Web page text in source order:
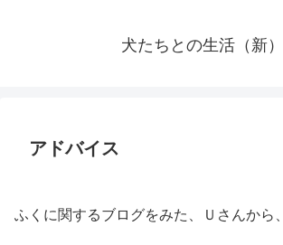
犬たちとの生活（新）
アドバイス
ふくに関するブログをみた、Ｕさんから、